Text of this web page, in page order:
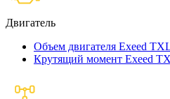
Двигатель
Объем двигателя Exeed
Крутящий момент Exeed